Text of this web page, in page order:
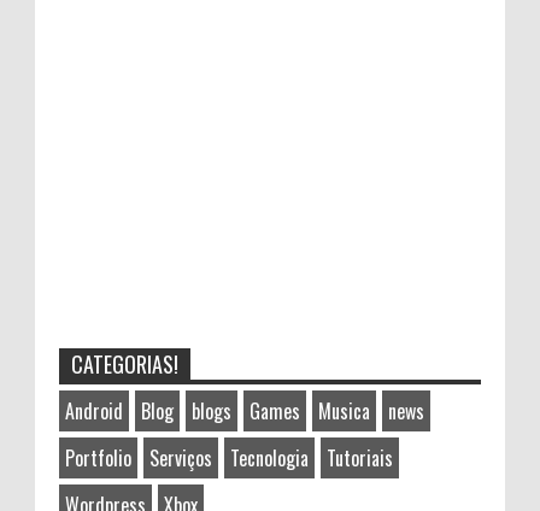
CATEGORIAS!
Android Blog blogs Games Musica
news
Portfolio
Serviços Tecnologia
Tutoriais